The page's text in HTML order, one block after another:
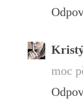
moc